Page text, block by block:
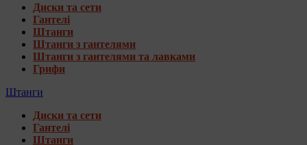
Диски та сети
Гантелі
Штанги
Штанги з гантелями
Штанги з гантелями та лавками
Грифи
Штанги
Диски та сети
Гантелі
Штанги